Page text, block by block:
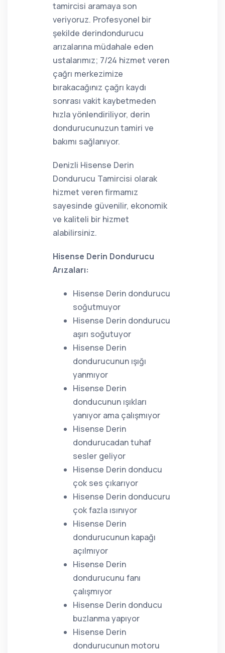
tamircisi aramaya son
veriyoruz. Profesyonel bir
şekilde derindondurucu
arızalarına müdahale eden
ustalarımız; 7/24 hizmet veren
çağrı merkezimize
bırakacağınız çağrı kaydı
sonrası vakit kaybetmeden
hızla yönlendiriliyor, derin
dondurucunuzun tamiri ve
bakımı sağlanıyor.
Denizli Hisense Derin
Dondurucu Tamircisi olarak
hizmet veren firmamız
sayesinde güvenilir, ekonomik
ve kaliteli bir hizmet
alabilirsiniz.
Hisense Derin Dondurucu
Arızaları:
Hisense Derin dondurucu
soğutmuyor
Hisense Derin dondurucu
aşırı soğutuyor
Hisense Derin
dondurucunun ışığı
yanmıyor
Hisense Derin
donducunun ışıkları
yanıyor ama çalışmıyor
Hisense Derin
dondurucadan tuhaf
sesler geliyor
Hisense Derin donducu
çok ses çıkarıyor
Hisense Derin donducuru
çok fazla ısınıyor
Hisense Derin
dondurucunun kapağı
açılmıyor
Hisense Derin
dondurucunu fanı
çalışmıyor
Hisense Derin donducu
buzlanma yapıyor
Hisense Derin
dondurucunun motoru